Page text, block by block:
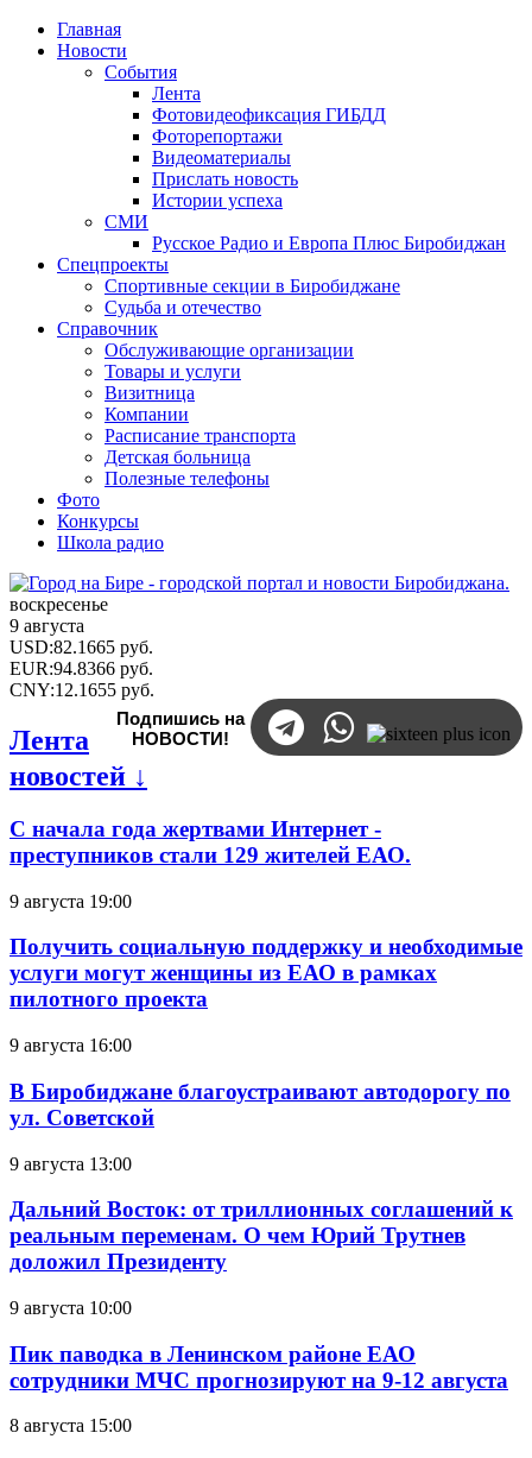
Главная
Новости
События
Лента
Фотовидеофиксация ГИБДД
Фоторепортажи
Видеоматериалы
Прислать новость
Истории успеха
СМИ
Русское Радио и Европа Плюс Биробиджан
Спецпроекты
Спортивные секции в Биробиджане
Судьба и отечество
Справочник
Обслуживающие организации
Товары и услуги
Визитница
Компании
Расписание транспорта
Детская больница
Полезные телефоны
Фото
Конкурсы
Школа радио
воскресенье
9 августа
USD:82.1665 руб.
EUR:94.8366 руб.
CNY:12.1655 руб.
Подпишись на
НОВОСТИ!
Лента
новостей ↓
С начала года жертвами Интернет -
преступников стали 129 жителей ЕАО.
9 августа 19:00
Получить социальную поддержку и необходимые
услуги могут женщины из ЕАО в рамках
пилотного проекта
9 августа 16:00
В Биробиджане благоустраивают автодорогу по
ул. Советской
9 августа 13:00
Дальний Восток: от триллионных соглашений к
реальным переменам. О чем Юрий Трутнев
доложил Президенту
9 августа 10:00
Пик паводка в Ленинском районе ЕАО
сотрудники МЧС прогнозируют на 9-12 августа
8 августа 15:00